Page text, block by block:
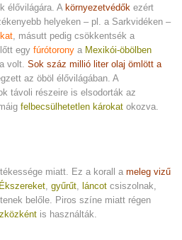
élővilágára. A környezetvédők ezért
helyeken – pl. a Sarkvidéken –
, másutt pedig csökkentsék a
egy fúrótorony a Mexikói-öbölben
volt. Sok száz millió liter olaj ömlött a
az öböl élővilágában. A
távoli részeire is elsodorták az
felbecsülhetetlen károkat okozva.
miatt. Ez a korall a meleg vizű
Ékszereket, gyűrűt, láncot csiszolnak,
belőle. Piros színe miatt régen
is használták.